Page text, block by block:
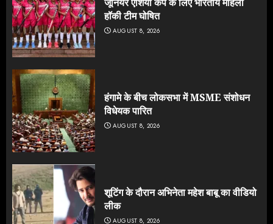
हॉकी टीम घोषित
AUGUST 8, 2026
हंगामे के बीच लोकसभा में MSME संशोधन
विधेयक पारित
AUGUST 8, 2026
शूटिंग के दौरान अभिनेता महेश बाबू का वीडियो
लीक
AUGUST 8, 2026